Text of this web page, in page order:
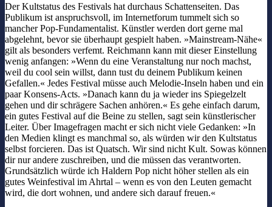
Der Kultstatus des Festivals hat durchaus Schattenseiten. Das
Publikum ist anspruchsvoll, im Internetforum tummelt sich so
mancher Pop-Fundamentalist. Künstler werden dort gerne mal
abgelehnt, bevor sie überhaupt gespielt haben. »Mainstream-Nähe«
gilt als besonders verfemt. Reichmann kann mit dieser Einstellung
wenig anfangen: »Wenn du eine Veranstaltung nur noch machst,
weil du cool sein willst, dann tust du deinem Publikum keinen
Gefallen.« Jedes Festival müsse auch Melodie-Inseln haben und ein
paar Konsens-Acts. »Danach kann du ja wieder ins Spiegelzelt
gehen und dir schrägere Sachen anhören.« Es gehe einfach darum,
ein gutes Festival auf die Beine zu stellen, sagt sein künstlerischer
Leiter. Über Imagefragen macht er sich nicht viele Gedanken: »In
den Medien klingt es manchmal so, als würden wir den Kultstatus
selbst forcieren. Das ist Quatsch. Wir sind nicht Kult. Sowas können
dir nur andere zuschreiben, und die müssen das verantworten.
Grundsätzlich würde ich Haldern Pop nicht höher stellen als ein
gutes Weinfestival im Ahrtal – wenn es von den Leuten gemacht
wird, die dort wohnen, und andere sich darauf freuen.«